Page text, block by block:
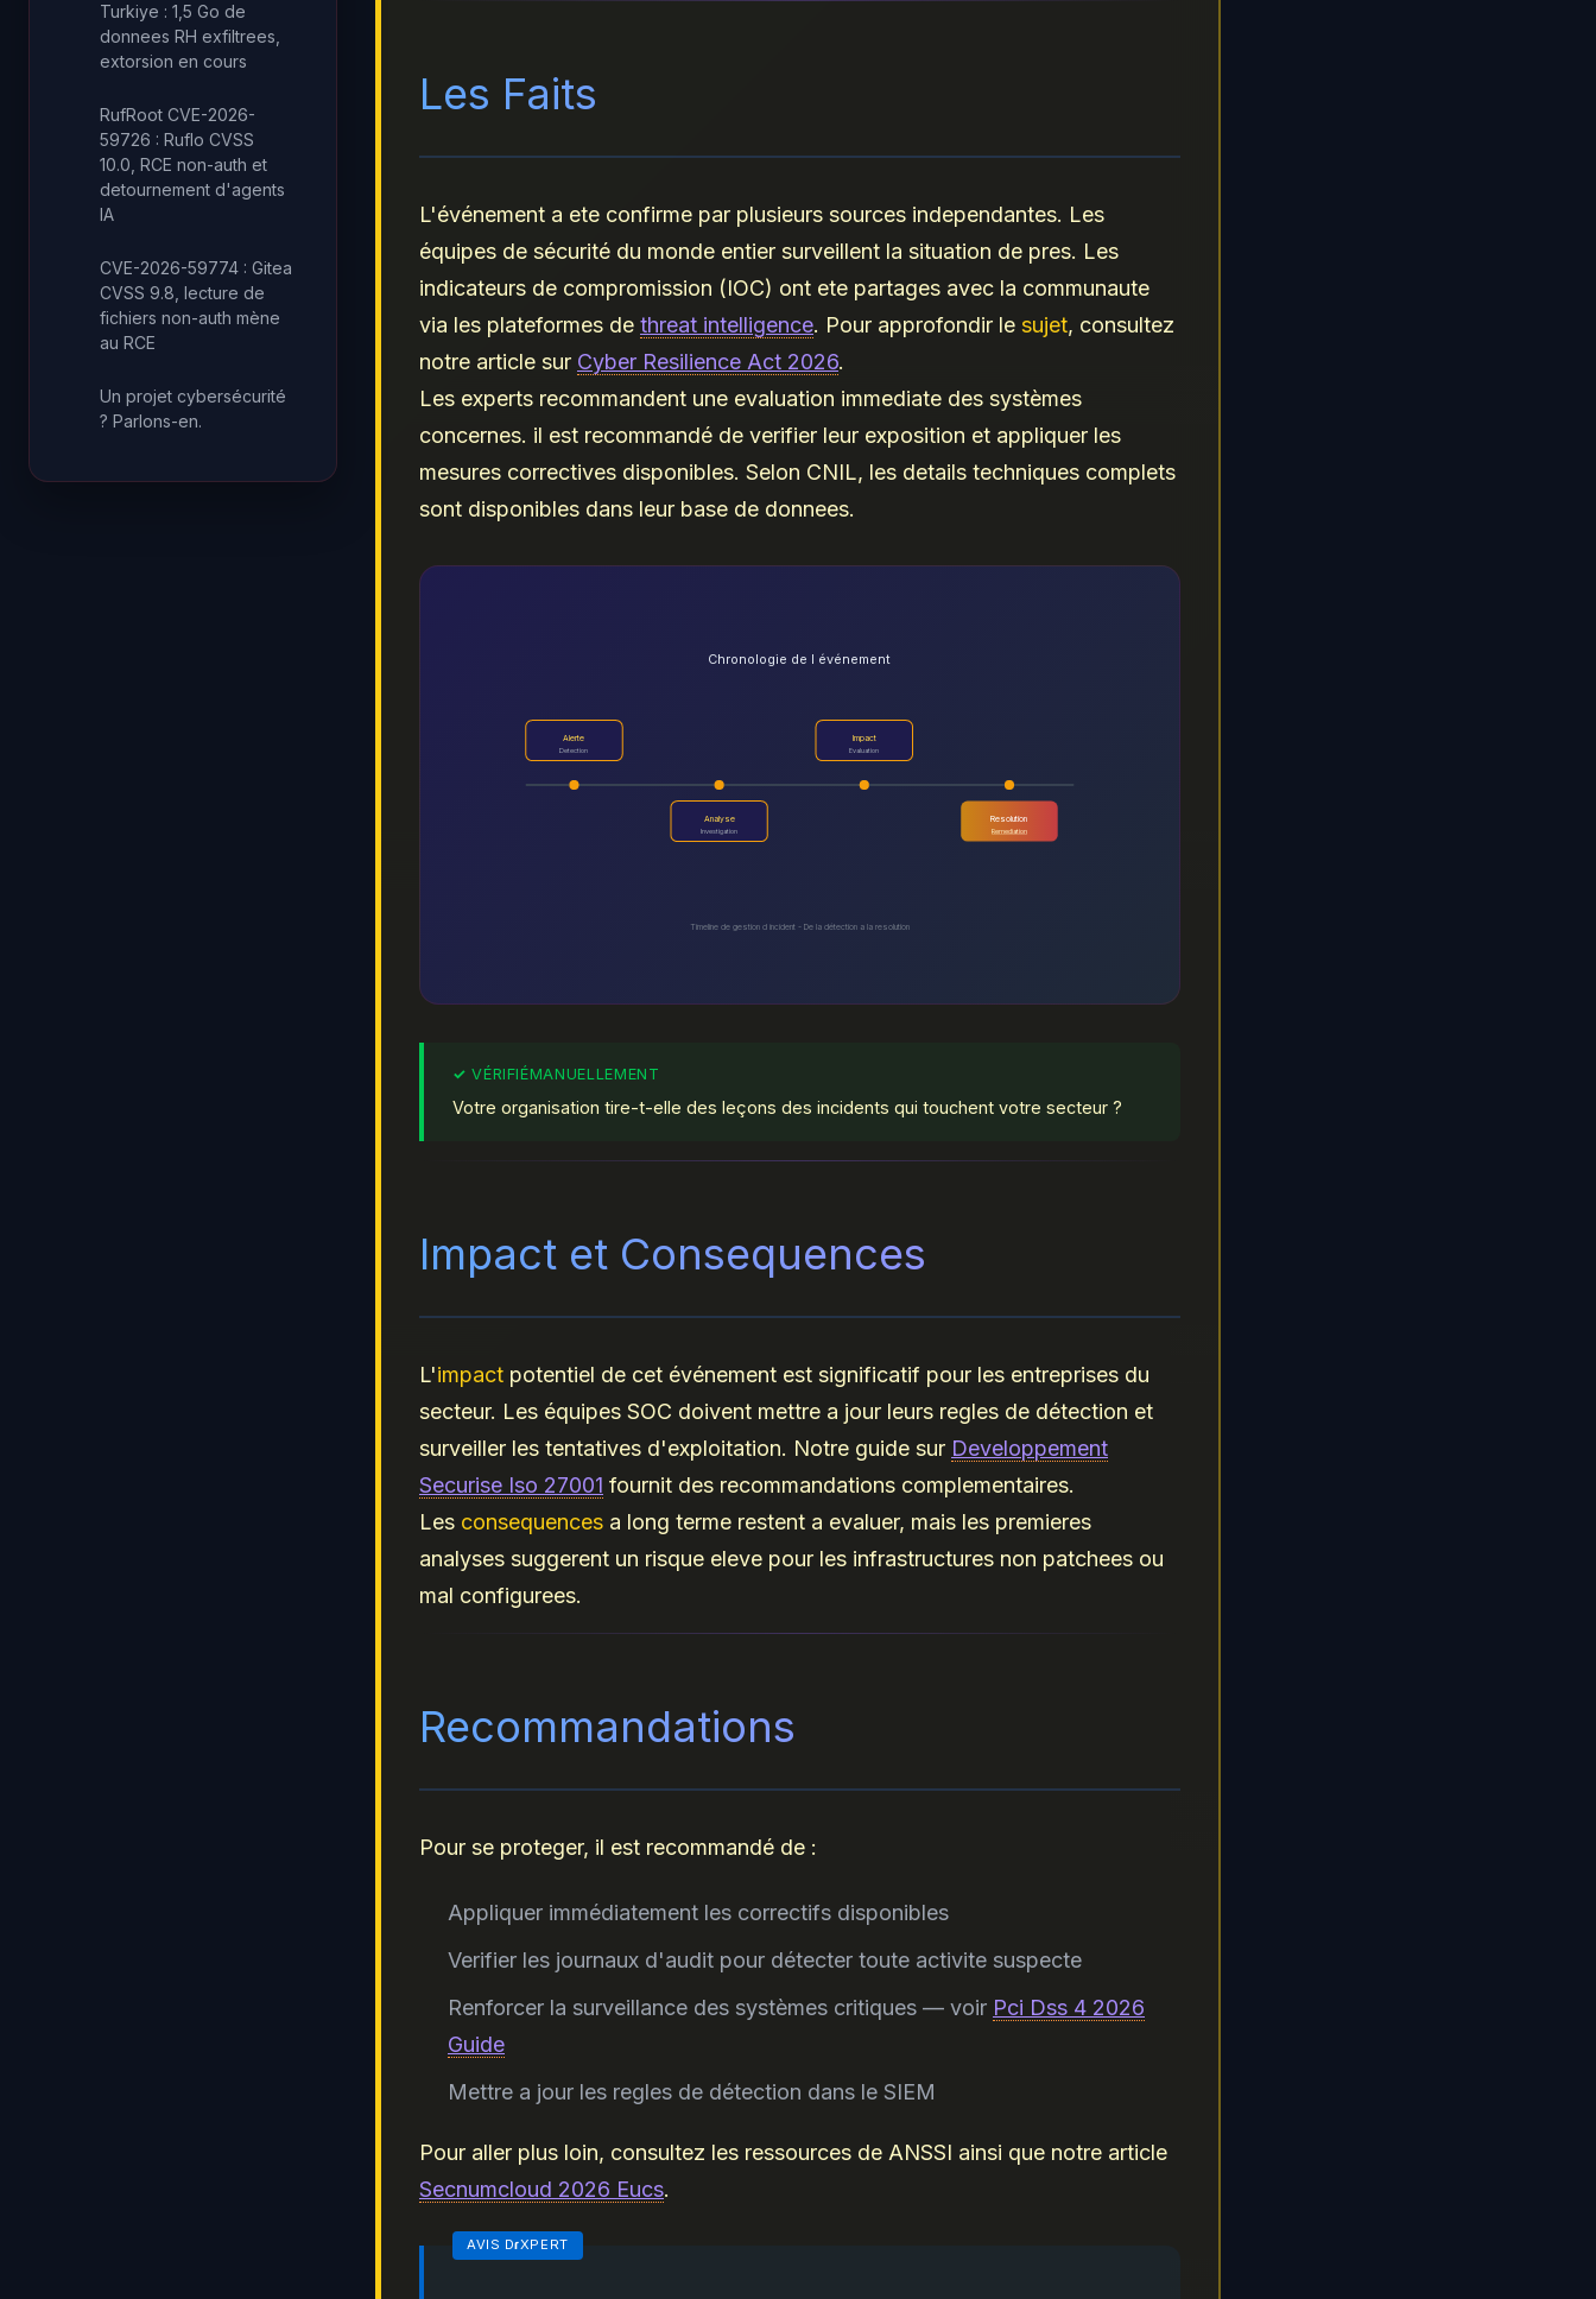
Turkiye : 1,5 Go de
donnees RH exfiltrees,
extorsion en cours
RufRoot CVE-2026-
59726 : Ruflo CVSS
10.0, RCE non-auth et
detournement d'agents
IA
CVE-2026-59774 : Gitea
CVSS 9.8, lecture de
fichiers non-auth mène
au RCE
Un projet cybersécurité
? Parlons-en.
Les Faits
L'événement a ete confirme par plusieurs sources independantes. Les
équipes de sécurité du monde entier surveillent la situation de pres. Les
indicateurs de compromission (IOC) ont ete partages avec la communaute
via les plateformes de threat intelligence. Pour approfondir le sujet, consultez
notre article sur Cyber Resilience Act 2026.
Les experts recommandent une evaluation immediate des systèmes
concernes. il est recommandé de verifier leur exposition et appliquer les
mesures correctives disponibles. Selon CNIL, les details techniques complets
sont disponibles dans leur base de donnees.
Alerte
Detection
Analyse
Investigation
Impact
Evaluation
Resolution
Remediation
Chronologie de l événement
Timeline de gestion d incident - De la détection a la resolution
Votre organisation tire-t-elle des leçons des incidents qui touchent votre secteur ?
Impact et Consequences
L'impact potentiel de cet événement est significatif pour les entreprises du
secteur. Les équipes SOC doivent mettre a jour leurs regles de détection et
surveiller les tentatives d'exploitation. Notre guide sur Developpement
Securise Iso 27001 fournit des recommandations complementaires.
Les consequences a long terme restent a evaluer, mais les premieres
analyses suggerent un risque eleve pour les infrastructures non patchees ou
mal configurees.
Recommandations
Pour se proteger, il est recommandé de :
Appliquer immédiatement les correctifs disponibles
Verifier les journaux d'audit pour détecter toute activite suspecte
Renforcer la surveillance des systèmes critiques — voir Pci Dss 4 2026
Guide
Mettre a jour les regles de détection dans le SIEM
Pour aller plus loin, consultez les ressources de ANSSI ainsi que notre article
Secnumcloud 2026 Eucs.